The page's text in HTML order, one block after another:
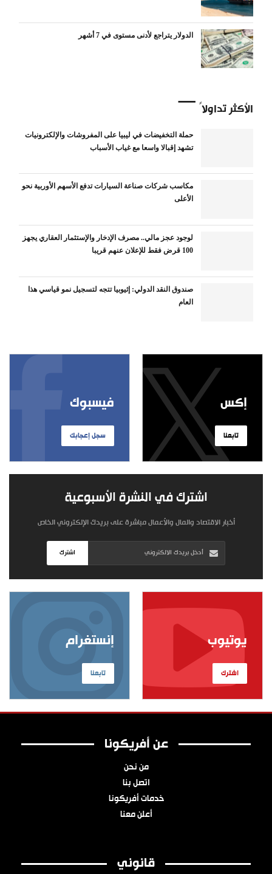
الدولار يتراجع لأدنى مستوى في 7 أشهر
الأكثر تداولاً
حملة التخفيضات في ليبيا على المفروشات والإلكترونيات
تشهد إقبالا واسعا مع غياب الأسباب
مكاسب شركات صناعة السيارات تدفع الأسهم الأوربية نحو
الأعلى
لوجود عجز مالي.. مصرف الإدخار والإستثمار العقاري يجهز
100 قرض فقط للإعلان عنهم قريبا
صندوق النقد الدولي: إثيوبيا تتجه لتسجيل نمو قياسي هذا
العام
فيسبوك
سجل إعجابك
إكس
تابعنا
اشترك في النشرة الأسبوعية
أخبار الاقتصاد والمال والأعمال مباشرة على بريدك الإلكتروني الخاص
اشترك
إنستغرام
تابعنا
يوتيوب
اشترك
عن أفريكونا
من نحن
اتصل بنا
خدمات أفريكونا
أعلن معنا
قانوني